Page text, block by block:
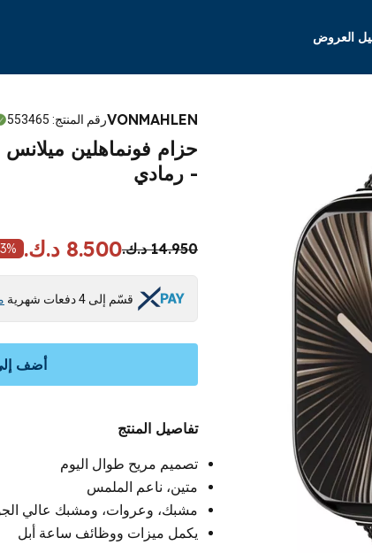
العروض
VONMAHLENرقم المنتج:
553465
- رمادي
14.950 د.ك. 8.500 د.ك. %
قسّم إلى 4 دفعات شهرية
أضف
تفاصيل المنتج
تصميم مريح طوال اليوم
متين، ناعم الملمس
مشبك، وعروات، ومشبك عالي
يكمل ميزات ووظائف ساعة أبل